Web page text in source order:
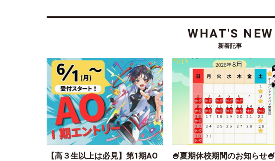
WHAT'S NEW
新着記事
【高３生以上は必見】第1期AO
🍧夏期休校期間のお知らせ🍧